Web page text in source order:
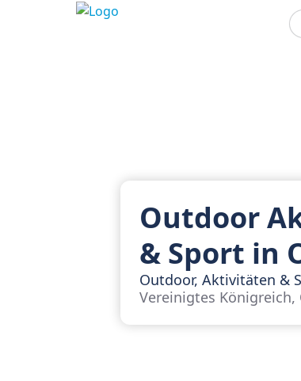
Outdoor
& Sport in
Outdoor, Aktivitäten &
Vereinigtes Königreich,